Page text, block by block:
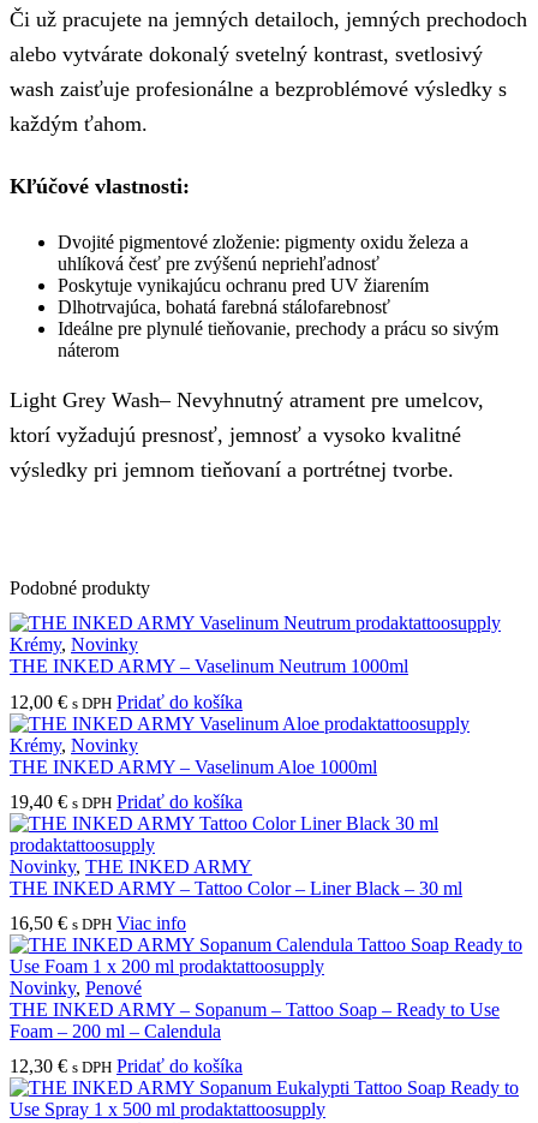
Či už pracujete na jemných detailoch, jemných prechodoch
alebo vytvárate dokonalý svetelný kontrast, svetlosivý
wash zaisťuje profesionálne a bezproblémové výsledky s
každým ťahom.
Kľúčové vlastnosti:
Dvojité pigmentové zloženie: pigmenty oxidu železa a
uhlíková česť pre zvýšenú nepriehľadnosť
Poskytuje vynikajúcu ochranu pred UV žiarením
Dlhotrvajúca, bohatá farebná stálofarebnosť
Ideálne pre plynulé tieňovanie, prechody a prácu so sivým
náterom
Light Grey Wash– Nevyhnutný atrament pre umelcov,
ktorí vyžadujú presnosť, jemnosť a vysoko kvalitné
výsledky pri jemnom tieňovaní a portrétnej tvorbe.
Podobné produkty
Krémy, Novinky
THE INKED ARMY – Vaselinum Neutrum 1000ml
12,00 € s DPH Pridať do košíka
Krémy, Novinky
THE INKED ARMY – Vaselinum Aloe 1000ml
19,40 € s DPH Pridať do košíka
Novinky, THE INKED ARMY
THE INKED ARMY – Tattoo Color – Liner Black – 30 ml
16,50 € s DPH Viac info
Novinky, Penové
THE INKED ARMY – Sopanum – Tattoo Soap – Ready to Use
Foam – 200 ml – Calendula
12,30 € s DPH Pridať do košíka